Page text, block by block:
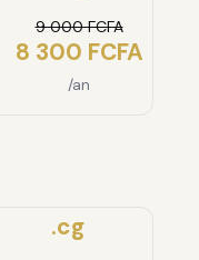
9 000 FCFA
8 300 FCFA
/an
.cg